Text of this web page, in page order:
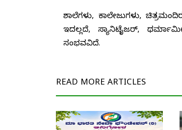
ಶಾಲೆಗಳು, ಕಾಲೇಜುಗಳು,
ಇದಲ್ಲದೆ, ಸ್ಯಾನಿಟೈಜರ್,
ಸಂಭವವಿದೆ.
READ MORE ARTICLES